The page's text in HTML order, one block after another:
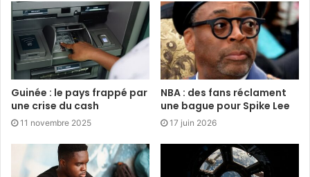
Guinée : le pays frappé par
une crise du cash
11 novembre 2025
NBA : des fans réclament
une bague pour Spike Lee
17 juin 2026